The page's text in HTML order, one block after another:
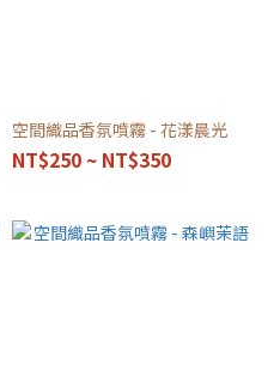
空間織品香氛噴霧 - 花漾晨光
NT$250 ~ NT$350